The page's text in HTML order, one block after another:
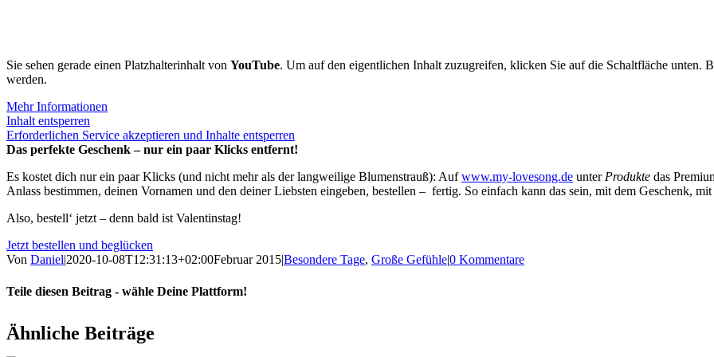
Sie sehen gera­de einen Platz­hal­ter­in­halt von You­Tube. Um auf den eigent­li­chen Inhalt zuzu­grei­fen, kli­cken Sie auf die Schalt­flä­che unten.
werden.
Mehr Infor­ma­tio­nen
Inhalt ent­sper­ren
Erfor­der­li­chen Ser­vice akzep­tie­ren und Inhal­te ent­sper­ren
Das perfekte Geschenk – nur ein paar Klicks entfernt!
Es kos­tet dich nur ein paar Klicks (und nicht mehr als der lang­wei­li­ge Blu­men­strauß): Aufwww.my-lovesong.de unter Pro­duk­te das
Anlass bestim­men, dei­nen Vor­na­men und den dei­ner Liebs­ten ein­ge­ben, bestel­len – fer­tig. So ein­fach kann das sein, mit dem Geschenk,
Also, bestell‘ jetzt – denn bald ist Valentinstag!
Jetzt bestel­len und beglücken
Von Daniel|2020-10-08T12:31:13+02:00Februar 2015|Besondere Tage, Große Gefühle|0 Kommentare
Teile diesen Beitrag - wähle Deine Plattform!
Facebook
WhatsApp
Pinterest
E-
Mail
Ähnliche Beiträge